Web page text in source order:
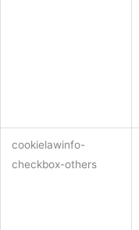
cookielawinfo-
checkbox-others